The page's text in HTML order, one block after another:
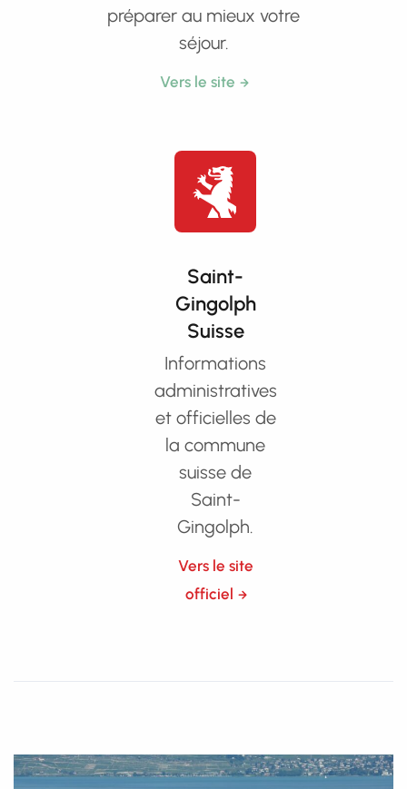
préparer au mieux votre
séjour.
Vers le site
Saint-
Gingolph
Suisse
Informations
administratives
et officielles de
la commune
suisse de
Saint-
Gingolph.
Vers le site
officiel